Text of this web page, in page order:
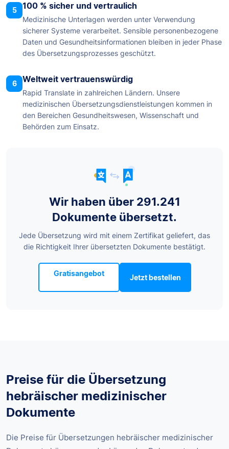
5 100 % sicher und vertraulich
Medizinische Unterlagen werden unter Verwendung
sicherer Systeme verarbeitet. Sensible personenbezogene
Daten und Gesundheitsinformationen bleiben in jeder Phase
des Übersetzungsprozesses geschützt.
6 Weltweit vertrauenswürdig
Rapid Translate in zahlreichen Ländern. Unsere
medizinischen Übersetzungsdienstleistungen kommen in
den Bereichen Gesundheitswesen, Wissenschaft und
Behörden zum Einsatz.
Wir haben über 291.241
Dokumente übersetzt.
Jede Übersetzung wird mit einem Zertifikat geliefert, das
die Richtigkeit Ihrer übersetzten Dokumente bestätigt.
Gratisangebot Jetzt bestellen
Preise für die Übersetzung
hebräischer medizinischer
Dokumente
Die Preise für Übersetzungen hebräischer medizinischer